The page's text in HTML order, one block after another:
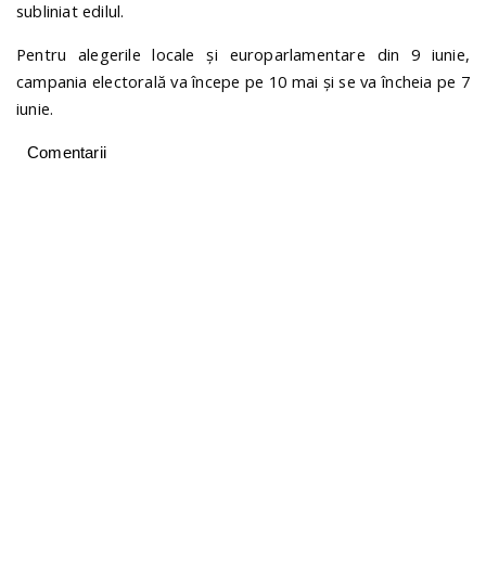
subliniat edilul.
Pentru alegerile locale și europarlamentare din 9 iunie,
campania electorală va începe pe 10 mai și se va încheia pe 7
iunie.
Comentarii